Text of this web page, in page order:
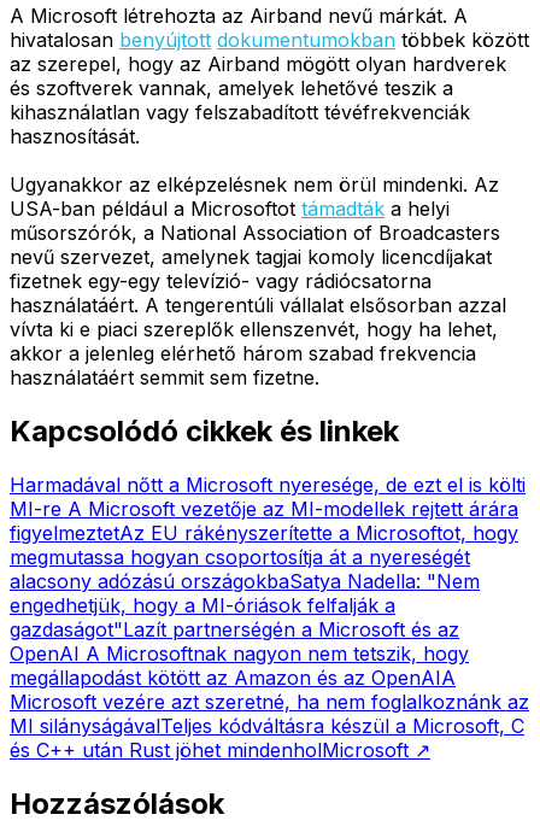
A Microsoft létrehozta az Airband nevű márkát. A
hivatalosan benyújtott dokumentumokban többek között
az szerepel, hogy az Airband mögött olyan hardverek
és szoftverek vannak, amelyek lehetővé teszik a
kihasználatlan vagy felszabadított tévéfrekvenciák
hasznosítását.
Ugyanakkor az elképzelésnek nem örül mindenki. Az
USA-ban például a Microsoftot támadták a helyi
műsorszórók, a National Association of Broadcasters
nevű szervezet, amelynek tagjai komoly licencdíjakat
fizetnek egy-egy televízió- vagy rádiócsatorna
használatáért. A tengerentúli vállalat elsősorban azzal
vívta ki e piaci szereplők ellenszenvét, hogy ha lehet,
akkor a jelenleg elérhető három szabad frekvencia
használatáért semmit sem fizetne.
Kapcsolódó cikkek és linkek
Harmadával nőtt a Microsoft nyeresége, de ezt el is költi
MI-re A Microsoft vezetője az MI-modellek rejtett árára
figyelmeztetAz EU rákényszerítette a Microsoftot, hogy
megmutassa hogyan csoportosítja át a nyereségét
alacsony adózású országokbaSatya Nadella: "Nem
engedhetjük, hogy a MI-óriások felfalják a
gazdaságot"Lazít partnerségén a Microsoft és az
OpenAI A Microsoftnak nagyon nem tetszik, hogy
megállapodást kötött az Amazon és az OpenAIA
Microsoft vezére azt szeretné, ha nem foglalkoznánk az
MI silányságávalTeljes kódváltásra készül a Microsoft, C
és C++ után Rust jöhet mindenholMicrosoft ↗
Hozzászólások